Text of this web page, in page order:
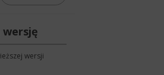
wersję
wersji